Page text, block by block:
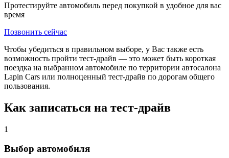
Протестируйте автомобиль перед покупкой в удобное для вас
время
Позвонить сейчас
Чтобы убедиться в правильном выборе, у Вас также есть
возможность пройти тест-драйв — это может быть короткая
поездка на выбранном автомобиле по территории автосалона
Lapin Cars или полноценный тест-драйв по дорогам общего
пользования.
Как записаться на тест-драйв
1
Выбор автомобиля